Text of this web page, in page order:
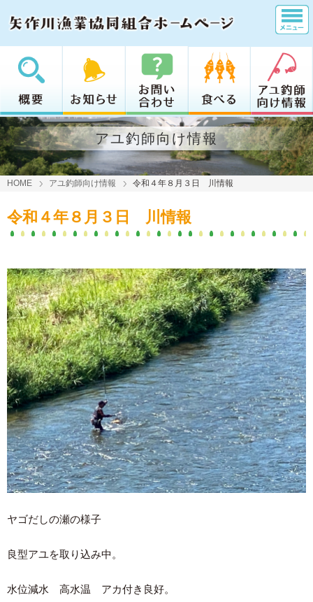
アユ釣師向け情報
HOME アユ釣師向け情報 令和４年８月３日 川情報
令和４年８月３日 川情報
ヤゴだしの瀬の様子
良型アユを取り込み中。
水位減水 高水温 アカ付き良好。